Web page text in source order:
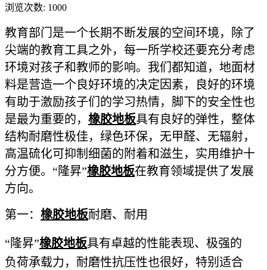
浏览次数: 1000
教育部门是一个长期不断发展的空间环境，除了
尖端的教育工具之外，每一所学校还要充分考虑
环境对孩子和教师的影响。我们都知道，地面材
料是营造一个良好环境的决定因素，良好的环境
有助于激励孩子们的学习热情，脚下的安全性也
是最为重要的， 橡胶地板具有良好的弹性，整体
结构耐磨性极佳，绿色环保，无甲醛、无辐射，
高温硫化可抑制细菌的附着和滋生，实用维护十
分方便。“隆昇”橡胶地板在教育领域提供了发展
方向。
第一： 橡胶地板耐磨、耐用
“隆昇”橡胶地板具有卓越的性能表现、极强的
负荷承载力，耐磨性抗压性也很好，特别适合